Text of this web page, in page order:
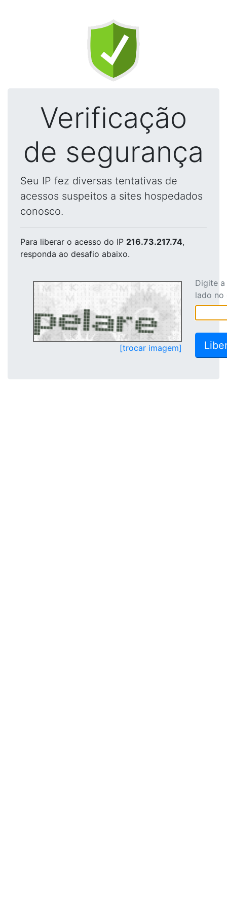
Verificação
de segurança
Seu IP fez diversas tentativas de
acessos suspeitos a sites hospedados
conosco.
Para liberar o acesso do IP 216.73.217.74,
responda ao desafio abaixo.
[trocar imagem]
Digite
lado no